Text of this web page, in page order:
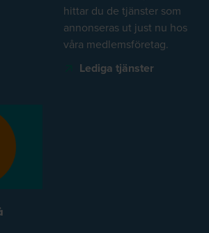
hittar du de tjänster som
annonseras ut just nu hos
våra medlemsföretag.
Lediga tjänster